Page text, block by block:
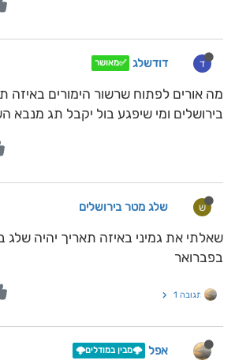
ד דודשלג ✅מאושר
מה אורים לפתוח שרשור הימורים באיזה
בירושלים ומי שיפגע בול יקבל תג מנבא
ש שלג מטר בירושלים
בפברואר
תגובה 1
אפל 🌩️מבין במודלים🌩️